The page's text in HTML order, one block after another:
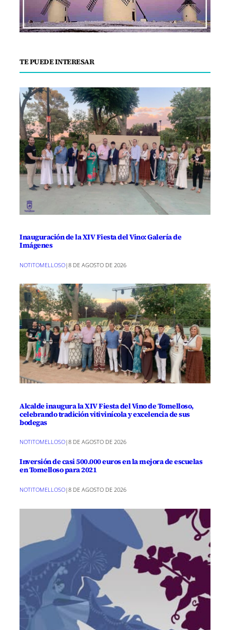
TE PUEDE INTERESAR
Inauguración de la XIV Fiesta del Vino: Galería de
Imágenes
NOTITOMELLOSO|8 DE AGOSTO DE 2026
Alcalde inaugura la XIV Fiesta del Vino de Tomelloso,
celebrando tradición vitivinícola y excelencia de sus
bodegas
NOTITOMELLOSO|8 DE AGOSTO DE 2026
Inversión de casi 500.000 euros en la mejora de escuelas
en Tomelloso para 2021
NOTITOMELLOSO|8 DE AGOSTO DE 2026